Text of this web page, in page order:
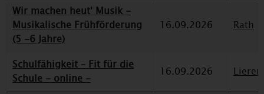
Wir machen heut' Musik -
Musikalische Frühförderung
(5 -6 Jahre)
16.09.2026 Rath
Schulfähigkeit – Fit für die
Schule - online -
16.09.2026